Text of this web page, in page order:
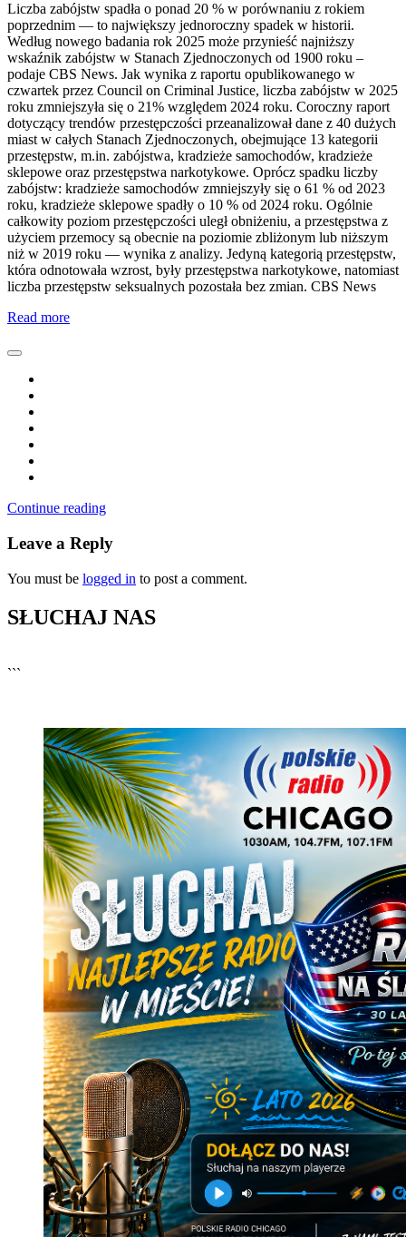
Liczba zabójstw spadła o ponad 20 % w porównaniu z rokiem
poprzednim — to największy jednoroczny spadek w historii.
Według nowego badania rok 2025 może przynieść najniższy
wskaźnik zabójstw w Stanach Zjednoczonych od 1900 roku –
podaje CBS News. Jak wynika z raportu opublikowanego w
czwartek przez Council on Criminal Justice, liczba zabójstw w 2025
roku zmniejszyła się o 21% względem 2024 roku. Coroczny raport
dotyczący trendów przestępczości przeanalizował dane z 40 dużych
miast w całych Stanach Zjednoczonych, obejmujące 13 kategorii
przestępstw, m.in. zabójstwa, kradzieże samochodów, kradzieże
sklepowe oraz przestępstwa narkotykowe. Oprócz spadku liczby
zabójstw: kradzieże samochodów zmniejszyły się o 61 % od 2023
roku, kradzieże sklepowe spadły o 10 % od 2024 roku. Ogólnie
całkowity poziom przestępczości uległ obniżeniu, a przestępstwa z
użyciem przemocy są obecnie na poziomie zbliżonym lub niższym
niż w 2019 roku — wynika z analizy. Jedyną kategorią przestępstw,
która odnotowała wzrost, były przestępstwa narkotykowe, natomiast
liczba przestępstw seksualnych pozostała bez zmian. CBS News
Read more
Continue reading
Leave a Reply
You must be logged in to post a comment.
SŁUCHAJ NAS
```